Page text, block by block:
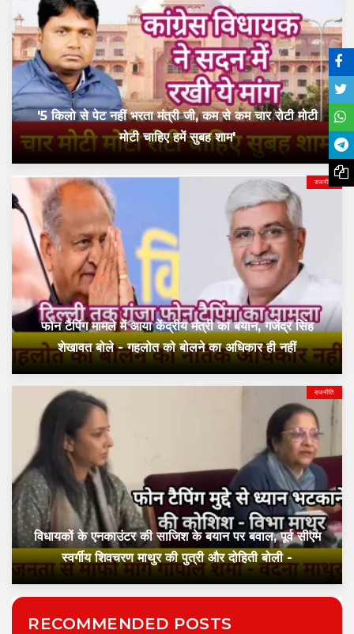
'5 किलो से पेट नहीं भरता मंत्री जी, कम से कम चार रोटी मोटी
मोटी चाहिए हमें सुबह शाम'
राजनीति
फोन टैपिंग मामले में आया केंद्रीय मंत्री का बयान, गजेंद्र सिंह
शेखावत बोले - गहलोत को बोलने का अधिकार ही नहीं
राजनीति
विधायकों के एनकाउंटर की साजिश के बयान पर बवाल, पूर्व सीएम
स्वर्गीय शिवचरण माथुर की पुत्री और दोहिती बोली -
RECOMMENDED POSTS